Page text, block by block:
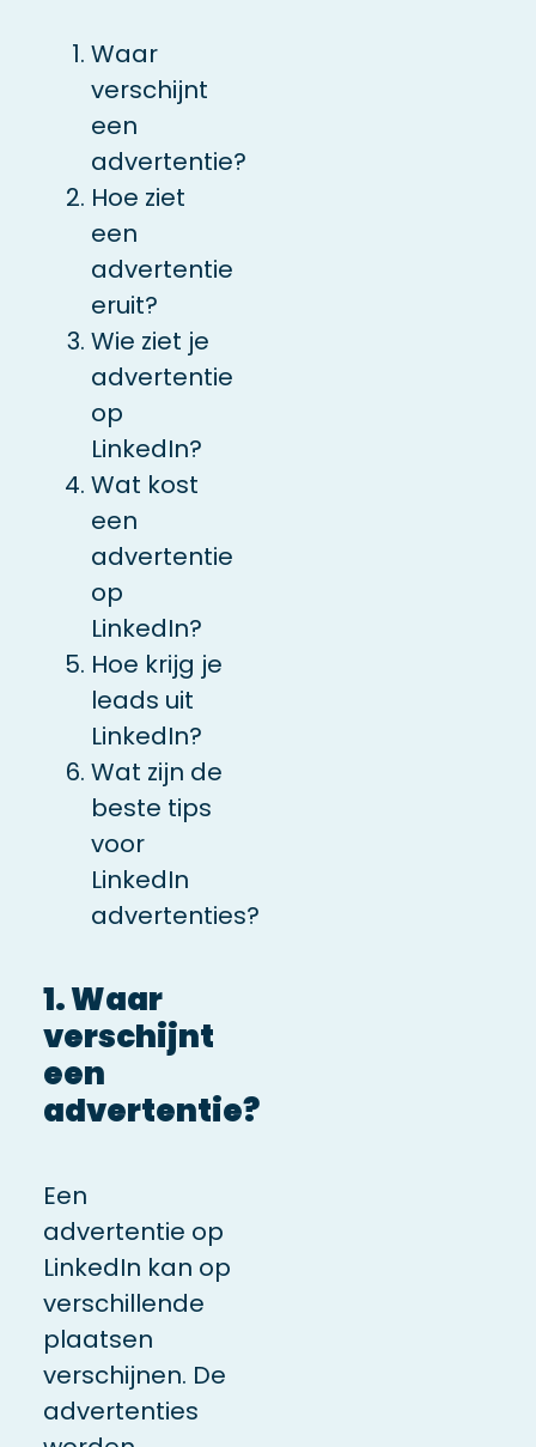
Waar
verschijnt
een
advertentie?
Hoe ziet
een
advertentie
eruit?
Wie ziet je
advertentie
op
LinkedIn?
Wat kost
een
advertentie
op
LinkedIn?
Hoe krijg je
leads uit
LinkedIn?
Wat zijn de
beste tips
voor
LinkedIn
advertenties?
1. Waar
verschijnt
een
advertentie?
Een
advertentie op
LinkedIn kan op
verschillende
plaatsen
verschijnen. De
advertenties